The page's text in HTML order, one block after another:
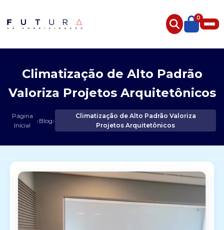
0
Climatização de Alto Padrão
Valoriza Projetos Arquitetônicos
Página
Inicial
›Blog›
Climatização de Alto Padrão Valoriza
Projetos Arquitetônicos